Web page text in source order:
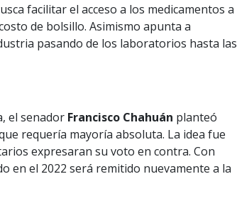
facilitar el acceso a los medicamentos a
de bolsillo. Asimismo apunta a
pasando de los laboratorios hasta las
el senador Francisco Chahuán planteó
requería mayoría absoluta. La idea fue
expresaran su voto en contra. Con
en el 2022 será remitido nuevamente a la